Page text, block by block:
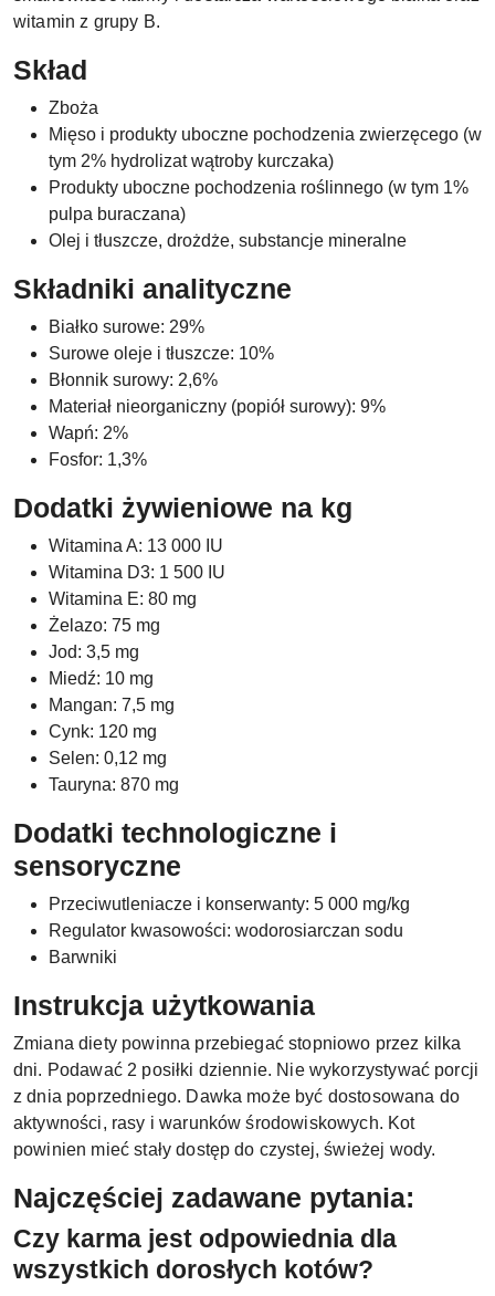
witamin z grupy B.
Skład
Zboża
Mięso i produkty uboczne pochodzenia zwierzęcego (w
tym 2% hydrolizat wątroby kurczaka)
Produkty uboczne pochodzenia roślinnego (w tym 1%
pulpa buraczana)
Olej i tłuszcze, drożdże, substancje mineralne
Składniki analityczne
Białko surowe: 29%
Surowe oleje i tłuszcze: 10%
Błonnik surowy: 2,6%
Materiał nieorganiczny (popiół surowy): 9%
Wapń: 2%
Fosfor: 1,3%
Dodatki żywieniowe na kg
Witamina A: 13 000 IU
Witamina D3: 1 500 IU
Witamina E: 80 mg
Żelazo: 75 mg
Jod: 3,5 mg
Miedź: 10 mg
Mangan: 7,5 mg
Cynk: 120 mg
Selen: 0,12 mg
Tauryna: 870 mg
Dodatki technologiczne i
sensoryczne
Przeciwutleniacze i konserwanty: 5 000 mg/kg
Regulator kwasowości: wodorosiarczan sodu
Barwniki
Instrukcja użytkowania
Zmiana diety powinna przebiegać stopniowo przez kilka
dni. Podawać 2 posiłki dziennie. Nie wykorzystywać porcji
z dnia poprzedniego. Dawka może być dostosowana do
aktywności, rasy i warunków środowiskowych. Kot
powinien mieć stały dostęp do czystej, świeżej wody.
Najczęściej zadawane pytania:
Czy karma jest odpowiednia dla
wszystkich dorosłych kotów?